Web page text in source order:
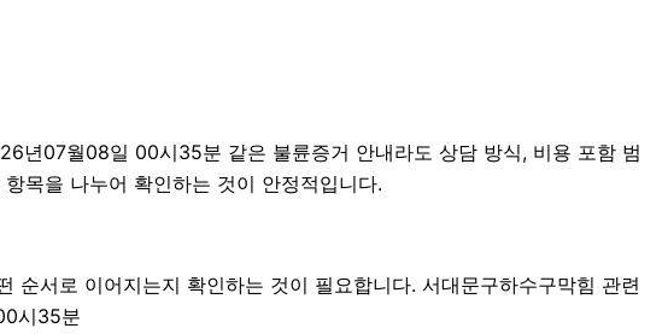
년07월08일 00시35분 같은 불륜증거 안내라도 상담 방식, 비용 포함 범
목을 나누어 확인하는 것이 안정적입니다.
서로 이어지는지 확인하는 것이 필요합니다. 서대문구하수구막힘 관련
시35분